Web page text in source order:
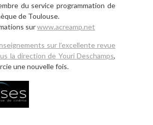
du service programmation de
de Toulouse.
surwww.acreamp.net
sur l’excellente revue
la direction de Youri Deschamps,
une nouvelle fois.